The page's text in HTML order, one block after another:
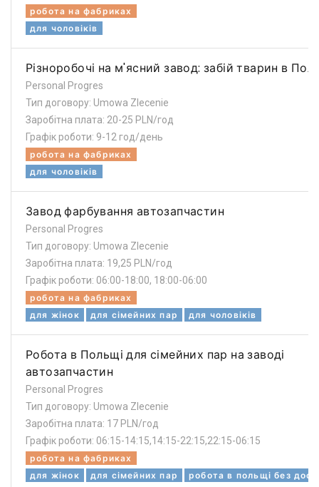
робота на фабриках
для чоловіків
Різноробочі на м'ясний завод: забій тварин в
Personal Progres
Тип договору: Umowa Zlecenie
Заробітна плата: 20-25 PLN/год
Графік роботи: 9-12 год/день
робота на фабриках
для чоловіків
Завод фарбування автозапчастин
Personal Progres
Тип договору: Umowa Zlecenie
Заробітна плата: 19,25 PLN/год
Графік роботи: 06:00-18:00, 18:00-06:00
робота на фабриках
для жінок
для сімейних пар для чоловіків
Робота в Польщі для сімейних пар на заводі
автозапчастин
Personal Progres
Тип договору: Umowa Zlecenie
Заробітна плата: 17 PLN/год
Графік роботи: 06:15-14:15,14:15-22:15,22:15-06:15
робота на фабриках
для жінок
для сімейних пар робота в польщі без